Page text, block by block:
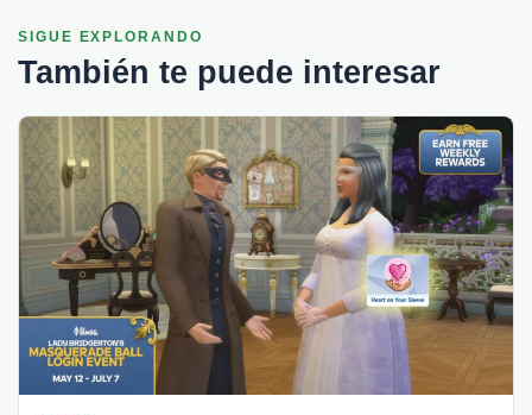
SIGUE EXPLORANDO
También te puede interesar